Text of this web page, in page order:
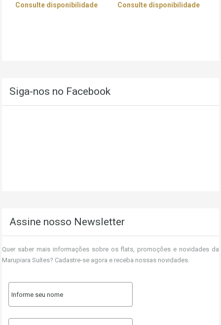
Consulte disponibilidade Consulte disponibilidade
Siga-nos no Facebook
Assine nosso Newsletter
Quer saber mais informações sobre os flats, promoções e novidades da
Marupiara Suítes? Cadastre-se agora e receba nossas novidades.